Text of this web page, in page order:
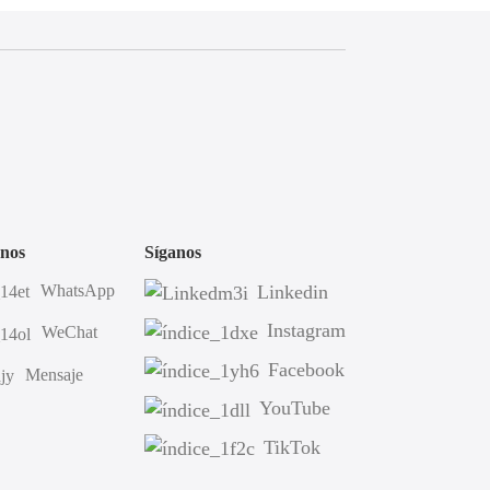
WhatsApp
WeChat
Mensaje
Síganos
Linkedin
Instagram
Facebook
YouTube
TikTok